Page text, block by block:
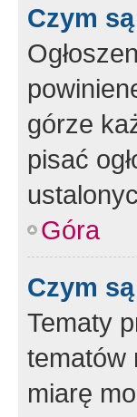
Czym
górze
pisać
Góra
Czym
Tematy
tematów
miarę